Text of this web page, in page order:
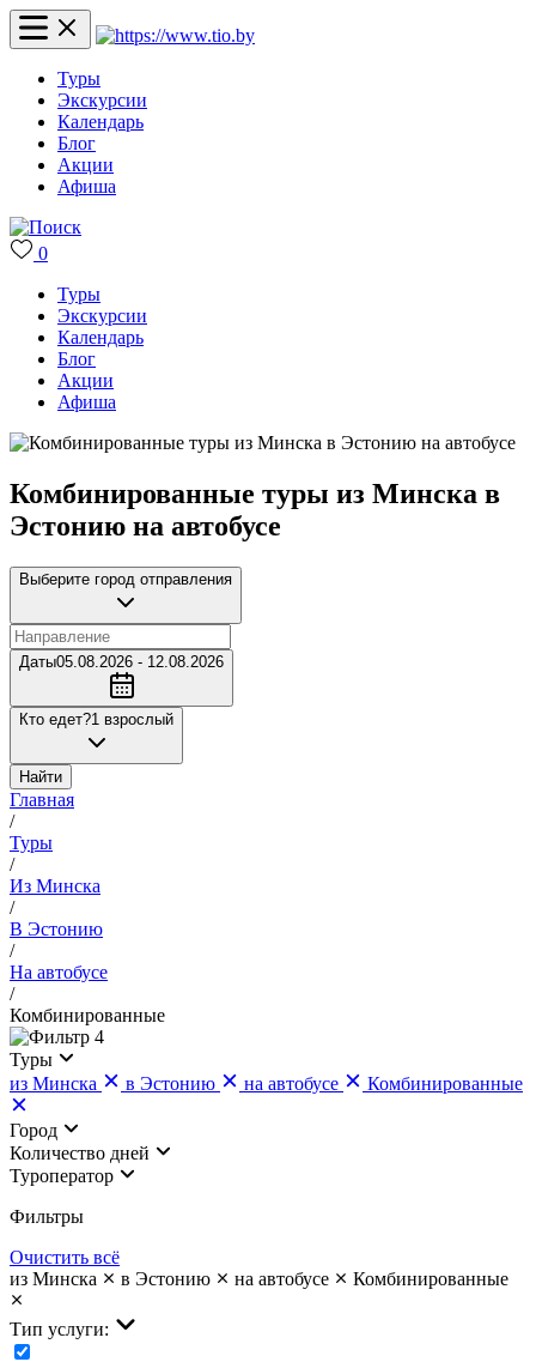
Туры
Экскурсии
Календарь
Блог
Акции
Афиша
0
Туры
Экскурсии
Календарь
Блог
Акции
Афиша
Комбинированные туры из Минска в
Эстонию на автобусе
Выберите город отправления
Даты05.08.2026 - 12.08.2026
Кто едет?1 взрослый
Найти
Главная
/
Туры
/
Из Минска
/
В Эстонию
/
На автобусе
/
Комбинированные
4
Туры
из Минска
в Эстонию на автобусе Комбинированные
Город
Количество дней
Туроператор
Фильтры
Очистить всё
из Минска
в Эстонию на автобусе Комбинированные
Тип услуги: